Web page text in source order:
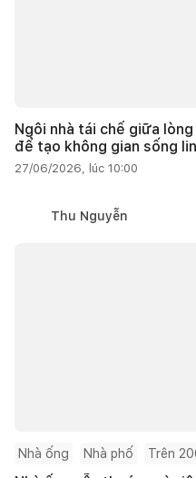
Ngôi nhà tái chế giữa
để tạo không gian sống
27/06/2026, lúc 10:00
Thu Nguyễn
Nhà ống Nhà phố Trên